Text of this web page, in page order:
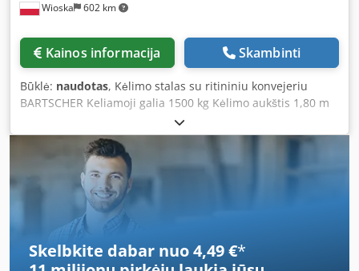
Wioska 602 km
Kainos informacija Skambinti
Būklė: naudotas, Kėlimo stalas su ritininiu konvejeriu
BARTSCHER Keliamoji galia 1500 kg Kėlimo aukštis 1,80 m
Skelbkite dabar nuo 4,49 €*